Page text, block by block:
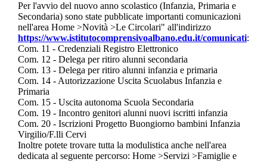
Per l'avvio del nuovo anno scolastico (Infanzia, Primaria e
Secondaria) sono state pubblicate importanti comunicazioni
nell'area Home >Novità >Le Circolari" all'indirizzo
https://www.istitutocomprensivoalbano.edu.it/comunicati:
Com. 11 - Credenziali Registro Elettronico
Com. 12 - Delega per ritiro alunni secondaria
Com. 13 - Delega per ritiro alunni infanzia e primaria
Com. 14 - Autorizzazione Uscita Scuolabus Infanzia e
Primaria
Com. 15 - Uscita autonoma Scuola Secondaria
Com. 19 - Incontro genitori alunni nuovi iscritti infanzia
Com. 20 - Iscrizioni Progetto Buongiorno bambini Infanzia
Virgilio/F.lli Cervi
Inoltre potete trovare tutta la modulistica anche nell'area
dedicata al seguente percorso: Home >Servizi >Famiglie e